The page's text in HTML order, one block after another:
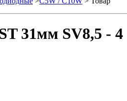
31мм SV8,5 -